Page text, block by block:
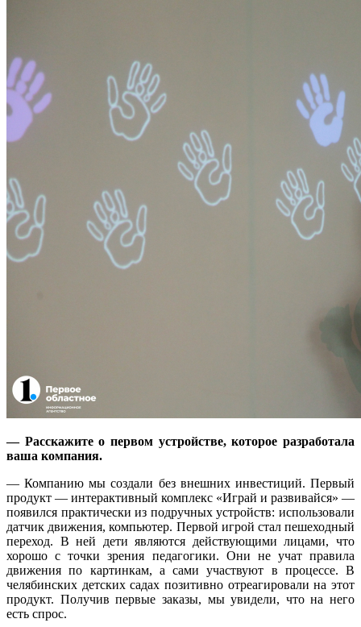
— Расскажите о первом устройстве, которое разработала
ваша компания.
— Компанию мы создали без внешних инвестиций. Первый
продукт — интерактивный комплекс «Играй и развивайся» —
появился практически из подручных устройств: использовали
датчик движения, компьютер. Первой игрой стал пешеходный
переход. В ней дети являются действующими лицами, что
хорошо с точки зрения педагогики. Они не учат правила
движения по картинкам, а сами участвуют в процессе. В
челябинских детских садах позитивно отреагировали на этот
продукт. Получив первые заказы, мы увидели, что на него
есть спрос.